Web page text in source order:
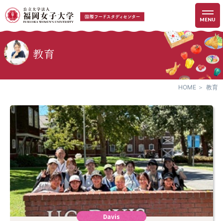
MENU
教育
HOME 教育
Davis